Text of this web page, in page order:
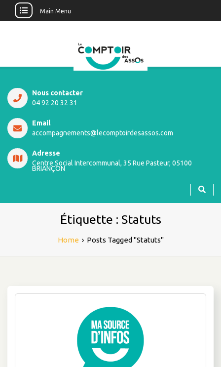
Main Menu
Nous contacter
04 92 20 32 31
Email
accompagnements@lecomptoirdesassos.com
Adresse
Centre Social Intercommunal, 35 Rue Pasteur, 05100
BRIANÇON
Étiquette : Statuts
Home › Posts Tagged "Statuts"